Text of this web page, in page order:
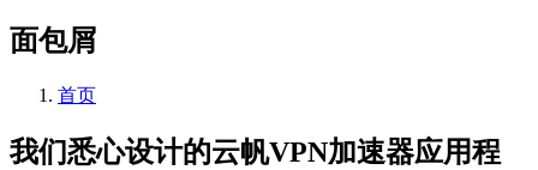
面包屑
首页
我们悉心设计的云帆VPN加速器应用程